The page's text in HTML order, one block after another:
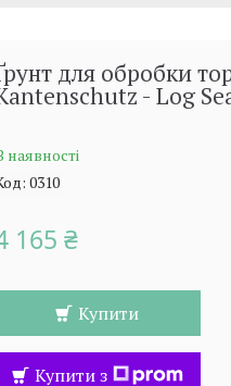
для обробки
- Log
наявності
0310
165 ₴
Купити
Купити з